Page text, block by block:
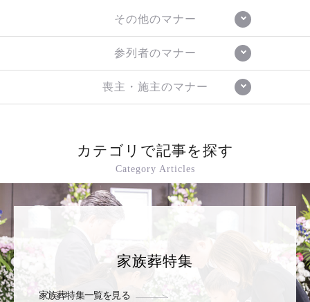
その他のマナー
参列者のマナー
喪主・施主のマナー
カテゴリで記事を探す
Category Articles
家族葬特集
家族葬特集一覧を見る